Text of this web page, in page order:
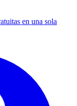
en una sola